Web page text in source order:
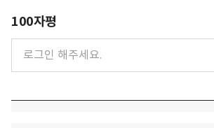
100자평